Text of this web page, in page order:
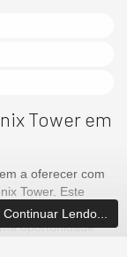
Tower em
a oferecer com
Tower. Este
oportunidade
Continuar Lendo...